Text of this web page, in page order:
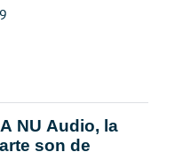
NU Audio, la
son de